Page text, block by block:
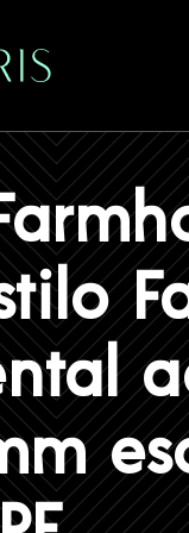
/ Cuba